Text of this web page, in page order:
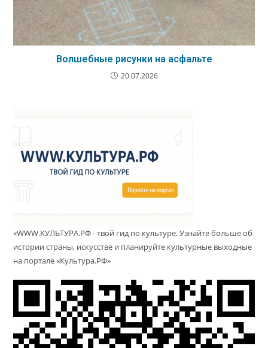
Волшебные рисунки на асфальте
20.07.2026
«WWW.КУЛЬТУРА.РФ - твой гид по культуре. Узнайте больше об
истории страны, искусстве и планируйте культурные выходные
на портале «Культура.РФ»